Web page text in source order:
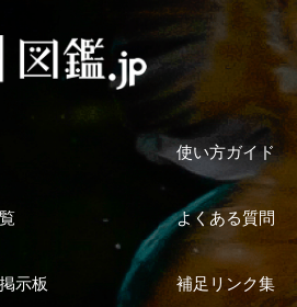
使い方ガイド
よくある質問
示板 補足リンク集